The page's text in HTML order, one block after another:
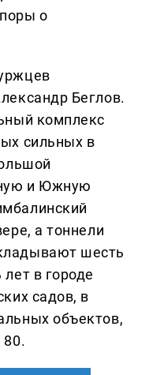
о
Беглов.
комплекс
сильных в
и Южную
а тоннели
шесть
в городе
садов, в
объектов,
80.